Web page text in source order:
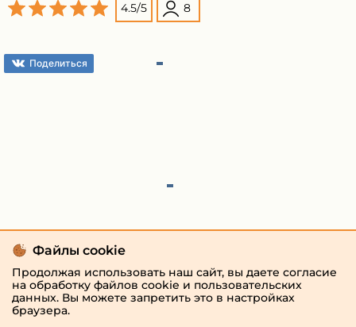
4.5/5 8
Поделиться
Файлы cookie
Продолжая использовать наш сайт, вы даете согласие
на обработку файлов cookie и пользовательских
данных. Вы можете запретить это в настройках
браузера.